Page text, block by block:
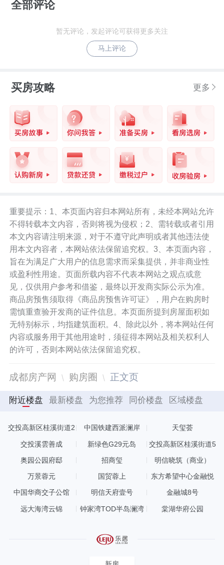
全部评论
暂无评论，发起评论可获得更多关注
马上评论
买房攻略 更多
重要提示：1、本页面内容归本网站所有，未经本网站允许
不得转载本文内容，否则将视为侵权；2、需转载或者引用
本文内容请注明来源，对于不遵守此声明或者其他违法使
用本文内容者，本网站依法保留追究权。3、本页面内容，
旨在为满足广大用户的信息需求而采集提供，并非商业性
或盈利性用途。页面所载内容不代表本网站之观点或意
见，仅供用户参考和借鉴，最终以开发商实际公示为准。
商品房预售须取得《商品房预售许可证》，用户在购房时
需慎重查验开发商的证件信息。本页面所提到房屋面积如
无特别标示，均指建筑面积。4、除此以外，将本网站任何
内容或服务用于其他用途时，须征得本网站及相关权利人
的许可，否则本网站依法保留追究权。
成都房产网 购房圈 正文页
附近楼盘 最新楼盘 为您推荐 同价楼盘 区域楼盘
交投高新区桂溪街道2
中国铁建西派澜岸 天玺荟
交投溪雲善成 新绿色G29元岛
交投高新区桂溪街道5
奥园公园府邸 招商玺 明信晓筑（商业）
万景蓉元 国贸蓉上 东方希望中心金融悦
中国华商交子公馆 明信天府壹号 金融城8号
远大海湾云锦 钟家湾TOD半岛澜湾 棠湖华府公园